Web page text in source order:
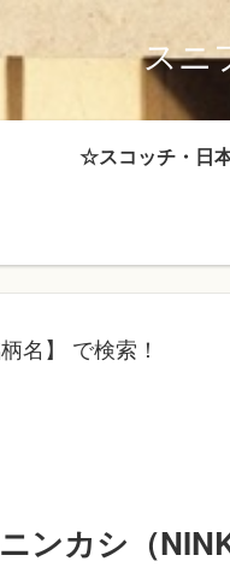
スニ
☆スコッチ・日
名】 で検索！
ンカシ（